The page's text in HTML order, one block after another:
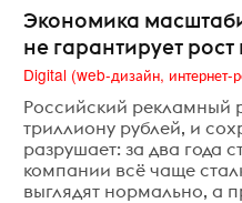
Экономика
не гарантирует
Российский рекламный
триллиону рублей, и
разрушает: за два года
компании всё чаще
выглядят нормально, а